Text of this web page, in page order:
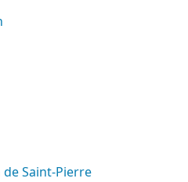
de Saint-Pierre